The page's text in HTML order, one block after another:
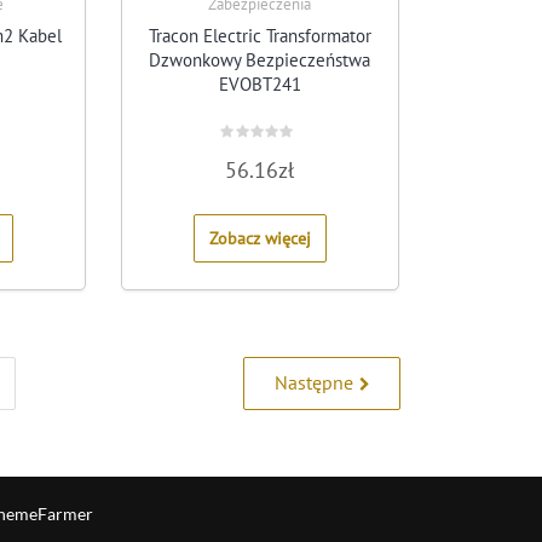
Kabel
Tracon Electric Transformator
Dzwonkowy Bezpieczeństwa
EVOBT241
0
out
5
56.16zł
Zobacz więcej
Następne